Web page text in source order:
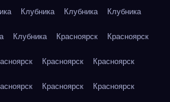
Клубника Клубника Клубника
Клубника Красноярск Красноярск
Красноярск Красноярск
Красноярск Красноярск